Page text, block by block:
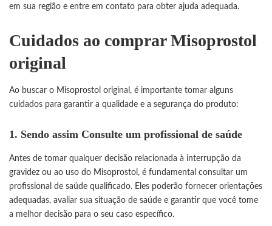
em sua região e entre em contato para obter ajuda adequada.
Cuidados ao comprar Misoprostol
original
Ao buscar o Misoprostol original, é importante tomar alguns
cuidados para garantir a qualidade e a segurança do produto:
1. Sendo assim Consulte um profissional de saúde
Antes de tomar qualquer decisão relacionada à interrupção da
gravidez ou ao uso do Misoprostol, é fundamental consultar um
profissional de saúde qualificado. Eles poderão fornecer orientações
adequadas, avaliar sua situação de saúde e garantir que você tome
a melhor decisão para o seu caso específico.